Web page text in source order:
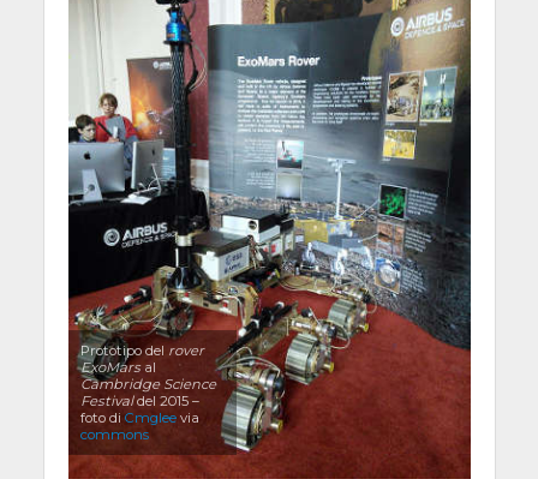
Prototipo del rover
ExoMarsal
Cambridge Science
Festivaldel 2015 –
foto di Cmgleevia
commons